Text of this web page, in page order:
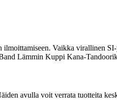
Vaikka virallinen
Lämmin Kuppi Kana-
avulla voit verrata tuotteita